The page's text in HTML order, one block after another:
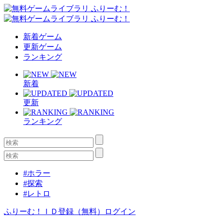
新着ゲーム
更新ゲーム
ランキング
新着
更新
ランキング
#ホラー
#探索
#レトロ
ふりーむ！ＩＤ登録（無料） ログイン